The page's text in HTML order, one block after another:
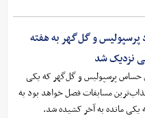
پرسپولیس و گل‌گهر به هفته
نزدیک شد
حساس پرسپولیس و گل‌گهر که یکی
مسابقات فصل خواهد بود به
یکی مانده به آخر کشیده شد.